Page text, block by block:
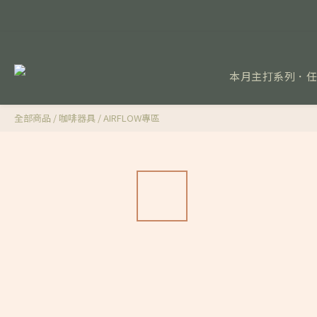
本月主打系列．
全部商品 / 咖啡器具 /AIRFLOW專區